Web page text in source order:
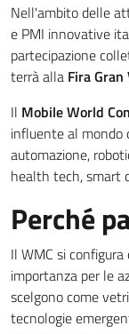
Nell'ambito delle
e PMI innovative
partecipazione
terrà alla Fira Gran
Il Mobile World
influente al mondo
automazione,
health tech, smart
Perché
Il WMC si
importanza per le
scelgono come
tecnologie